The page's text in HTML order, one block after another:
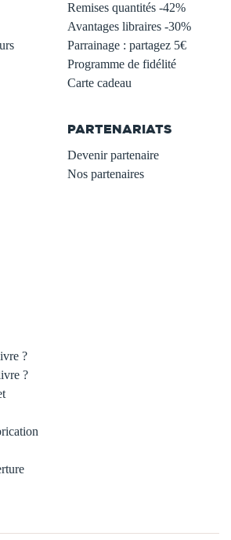
Remises quantités -42%
Avantages libraires -30%
Parrainage : partagez 5€
Programme de fidélité
Carte cadeau
PARTENARIATS
Devenir partenaire
Nos partenaires
?
?